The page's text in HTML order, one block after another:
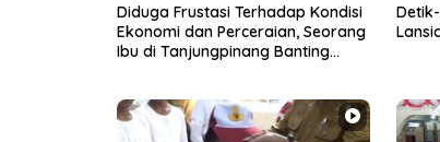
Diduga Frustasi Terhadap Kondisi
Ekonomi dan Perceraian, Seorang
Ibu di Tanjungpinang Banting